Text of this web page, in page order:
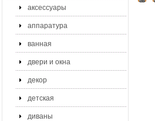
аксессуары
аппаратура
ванная
двери и окна
декор
детская
диваны